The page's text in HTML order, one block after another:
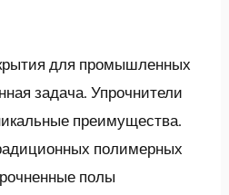
для промышленных
задача. Упрочнители
преимущества.
полимерных
полы